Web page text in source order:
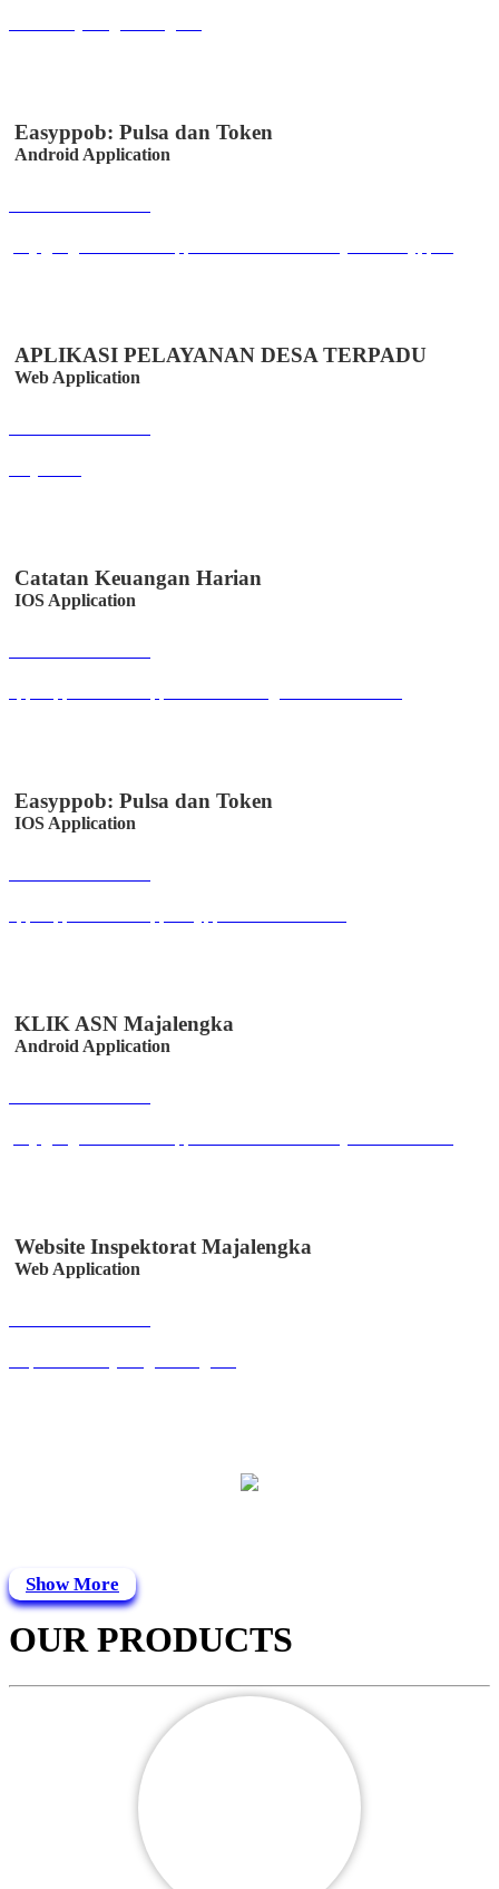
Easyppob: Pulsa dan Token
Android Application
APLIKASI PELAYANAN DESA TERPADU
Web Application
Catatan Keuangan Harian
IOS Application
Easyppob: Pulsa dan Token
IOS Application
KLIK ASN Majalengka
Android Application
Website Inspektorat Majalengka
Web Application
Show More
OUR PRODUCTS